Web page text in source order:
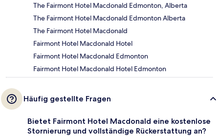
The Fairmont Hotel Macdonald Edmonton, Alberta
The Fairmont Hotel Macdonald Edmonton Alberta
The Fairmont Hotel Macdonald
Fairmont Hotel Macdonald Hotel
Fairmont Hotel Macdonald Edmonton
Fairmont Hotel Macdonald Hotel Edmonton
Häufig gestellte Fragen
Bietet Fairmont Hotel Macdonald eine kostenlose
Stornierung und vollständige Rückerstattung an?